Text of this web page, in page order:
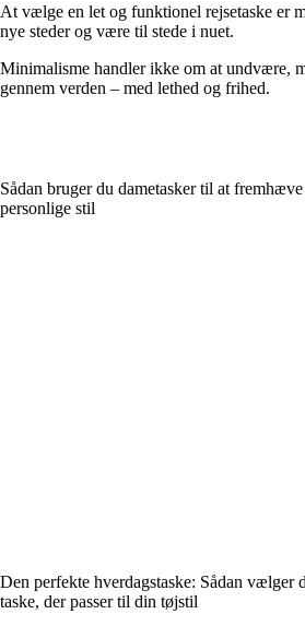
At vælge en let og funktionel rejsetaske er
nye steder og være til stede i nuet.
Minimalisme handler ikke om at undvære,
gennem verden – med lethed og frihed.
Sådan bruger du dametasker til at
personlige stil
Den perfekte hverdagstaske: Sådan vælger
taske, der passer til din tøjstil